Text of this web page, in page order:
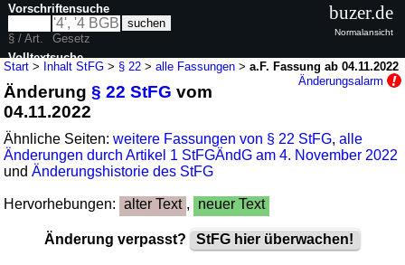
Start > Inhalt StFG > § 22 >alle Fassungen >a.F. Fassung ab 04.11.2022
Änderungsalarm
Änderung§ 22 StFG vom
04.11.2022
Ähnliche Seiten:weitere Fassungen von § 22 StFG,alle
Änderungen durch Artikel 1 StFGÄndG am 4. November 2022
undÄnderungshistorie des StFG
Hervorhebungen: alter Text , neuer Text
Änderung verpasst? StFG hier überwachen!
Vorschriftensuche
§ / Art.
Gesetz
Volltextsuche
nur in StFG
buzer.de
Normalansicht